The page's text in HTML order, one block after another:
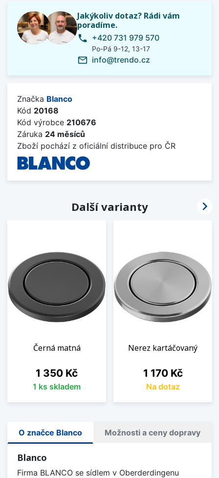
Jakýkoliv dotaz? Rádi vám
poradíme.
phone +420 731 979 570
Po-Pá 9-12, 13-17
mail_outline info@trendo.cz
Značka Blanco
Kód 20168
Kód výrobce 210676
Záruka 24 měsíců
Zboží pochází z oficiální distribuce pro ČR
Další varianty
Černá matná
Cena
1 350 Kč
1 ks skladem
Nerez kartáčovaný
Cena
1 170 Kč
Na dotaz

O značce Blanco Možnosti a ceny dopravy
Blanco
Firma BLANCO se sídlem v Oberderdingenu